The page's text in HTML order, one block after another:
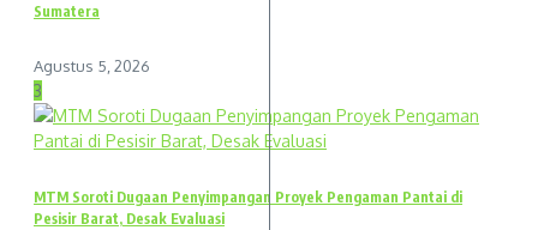
Sumatera
Agustus 5, 2026
3
MTM Soroti Dugaan Penyimpangan Proyek Pengaman Pantai di
Pesisir Barat, Desak Evaluasi